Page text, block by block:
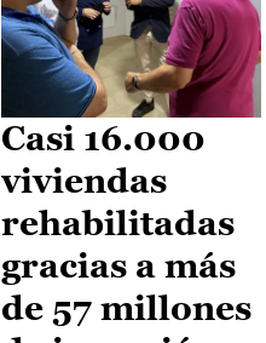
Casi 16.000
viviendas
rehabilitadas
gracias a más
de 57 millones